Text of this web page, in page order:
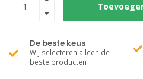
De beste keus
Wij selecteren alleen de
beste producten